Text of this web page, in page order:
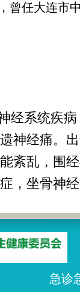
曾任大连市
经系统疾
神经痛。
紊乱，围
，坐骨神
急诊